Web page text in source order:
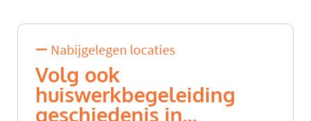
Nabijgelegen locaties
Volg ook
huiswerkbegeleiding
geschiedenis in...